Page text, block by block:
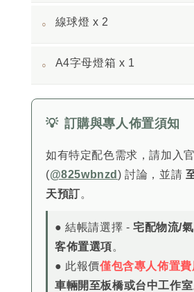
◦ 線球燈 x 2
◦ A4字母燈箱 x 1
💡 訂購與專人佈置須知
如有特定配色需求，請加入
(@825wbnzd) 討論，並請
天預訂。
● 結帳請選擇 - 宅配物流/
客佈置選項。
● 此報價僅包含專人佈置費
車輛開至板橋或台中工作室